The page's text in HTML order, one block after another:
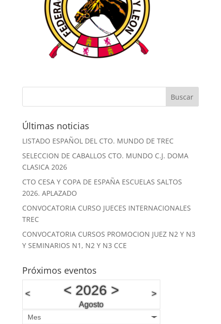
Últimas noticias
LISTADO ESPAÑOL DEL CTO. MUNDO DE TREC
SELECCION DE CABALLOS CTO. MUNDO C.J. DOMA
CLASICA 2026
CTO CESA Y COPA DE ESPAÑA ESCUELAS SALTOS
2026. APLAZADO
CONVOCATORIA CURSO JUECES INTERNACIONALES
TREC
CONVOCATORIA CURSOS PROMOCION JUEZ N2 Y N3
Y SEMINARIOS N1, N2 Y N3 CCE
Próximos eventos
< < 2026>
Agosto
>
Mes